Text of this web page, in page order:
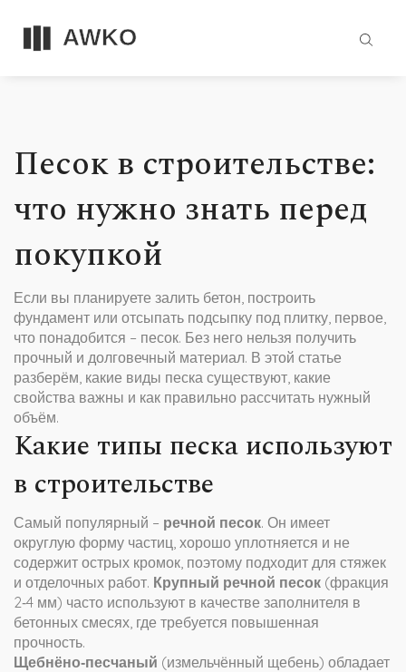
Песок в строительстве:
что нужно знать перед
покупкой
Если вы планируете залить бетон, построить
фундамент или отсыпать подсыпку под плитку, первое,
что понадобится – песок. Без него нельзя получить
прочный и долговечный материал. В этой статье
разберём, какие виды песка существуют, какие
свойства важны и как правильно рассчитать нужный
объём.
Какие типы песка используют
в строительстве
Самый популярный – речной песок. Он имеет
округлую форму частиц, хорошо уплотняется и не
содержит острых кромок, поэтому подходит для стяжек
и отделочных работ. Крупный речной песок (фракция
2‑4 мм) часто используют в качестве заполнителя в
бетонных смесях, где требуется повышенная
прочность.
Щебнёно‑песчаный (измельчённый щебень) обладает